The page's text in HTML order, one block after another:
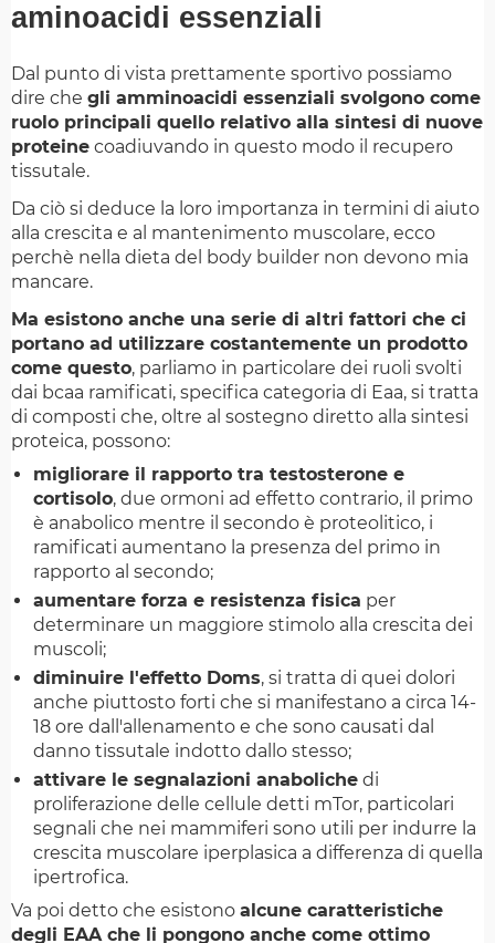
aminoacidi essenziali
Dal punto di vista prettamente sportivo possiamo
dire che gli amminoacidi essenziali svolgono come
ruolo principali quello relativo alla sintesi di nuove
proteine coadiuvando in questo modo il recupero
tissutale.
Da ciò si deduce la loro importanza in termini di aiuto
alla crescita e al mantenimento muscolare, ecco
perchè nella dieta del body builder non devono mia
mancare.
Ma esistono anche una serie di altri fattori che ci
portano ad utilizzare costantemente un prodotto
come questo, parliamo in particolare dei ruoli svolti
dai bcaa ramificati, specifica categoria di Eaa, si tratta
di composti che, oltre al sostegno diretto alla sintesi
proteica, possono:
migliorare il rapporto tra testosterone e
cortisolo, due ormoni ad effetto contrario, il primo
è anabolico mentre il secondo è proteolitico, i
ramificati aumentano la presenza del primo in
rapporto al secondo;
aumentare forza e resistenza fisica per
determinare un maggiore stimolo alla crescita dei
muscoli;
diminuire l'effetto Doms, si tratta di quei dolori
anche piuttosto forti che si manifestano a circa 14-
18 ore dall'allenamento e che sono causati dal
danno tissutale indotto dallo stesso;
attivare le segnalazioni anaboliche di
proliferazione delle cellule detti mTor, particolari
segnali che nei mammiferi sono utili per indurre la
crescita muscolare iperplasica a differenza di quella
ipertrofica.
Va poi detto che esistono alcune caratteristiche
degli EAA che li pongono anche come ottimo